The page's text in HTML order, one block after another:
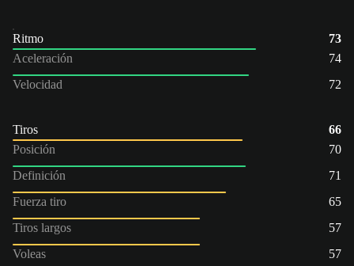
Ritmo
73
Aceleración
74
Velocidad
72
Tiros
66
Posición
70
Definición
71
Fuerza tiro
65
Tiros largos
57
Voleas
57